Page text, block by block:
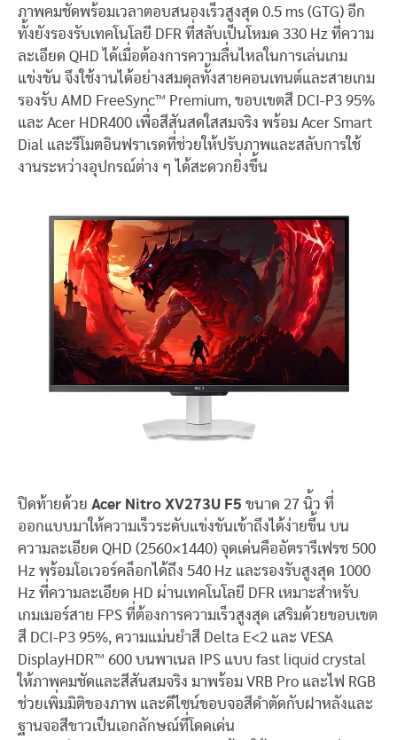
ภาพคมชัดพร้อมเวลาตอบสนองเร็วสูงสุด 0.5 ms (GTG) อีก
ทั้งยังรองรับเทคโนโลยี DFR ที่สลับเป็นโหมด 330 Hz ที่ความ
ละเอียด QHD ได้เมื่อต้องการความลื่นไหลในการเล่นเกม
แข่งขัน จึงใช้งานได้อย่างสมดุลทั้งสายคอนเทนต์และสายเกม
รองรับ AMD FreeSync™ Premium, ขอบเขตสี DCI-P3 95%
และ Acer HDR400 เพื่อสีสันสดใสสมจริง พร้อม Acer Smart
Dial และรีโมตอินฟราเรดที่ช่วยให้ปรับภาพและสลับการใช้
งานระหว่างอุปกรณ์ต่าง ๆ ได้สะดวกยิ่งขึ้น
ปิดท้ายด้วย Acer Nitro XV273U F5 ขนาด 27 นิ้ว ที่
ออกแบบมาให้ความเร็วระดับแข่งขันเข้าถึงได้ง่ายขึ้น บน
ความละเอียด QHD (2560×1440) จุดเด่นคืออัตรารีเฟรช 500
Hz พร้อมโอเวอร์คล็อกได้ถึง 540 Hz และรองรับสูงสุด 1000
Hz ที่ความละเอียด HD ผ่านเทคโนโลยี DFR เหมาะสำหรับ
เกมเมอร์สาย FPS ที่ต้องการความเร็วสูงสุด เสริมด้วยขอบเขต
สี DCI-P3 95%, ความแม่นยำสี Delta E<2 และ VESA
DisplayHDR™ 600 บนพาเนล IPS แบบ fast liquid crystal
ให้ภาพคมชัดและสีสันสมจริง มาพร้อม VRB Pro และไฟ RGB
ช่วยเพิ่มมิติของภาพ และดีไซน์ขอบจอสีดำตัดกับฝาหลังและ
ฐานจอสีขาวเป็นเอกลักษณ์ที่โดดเด่น